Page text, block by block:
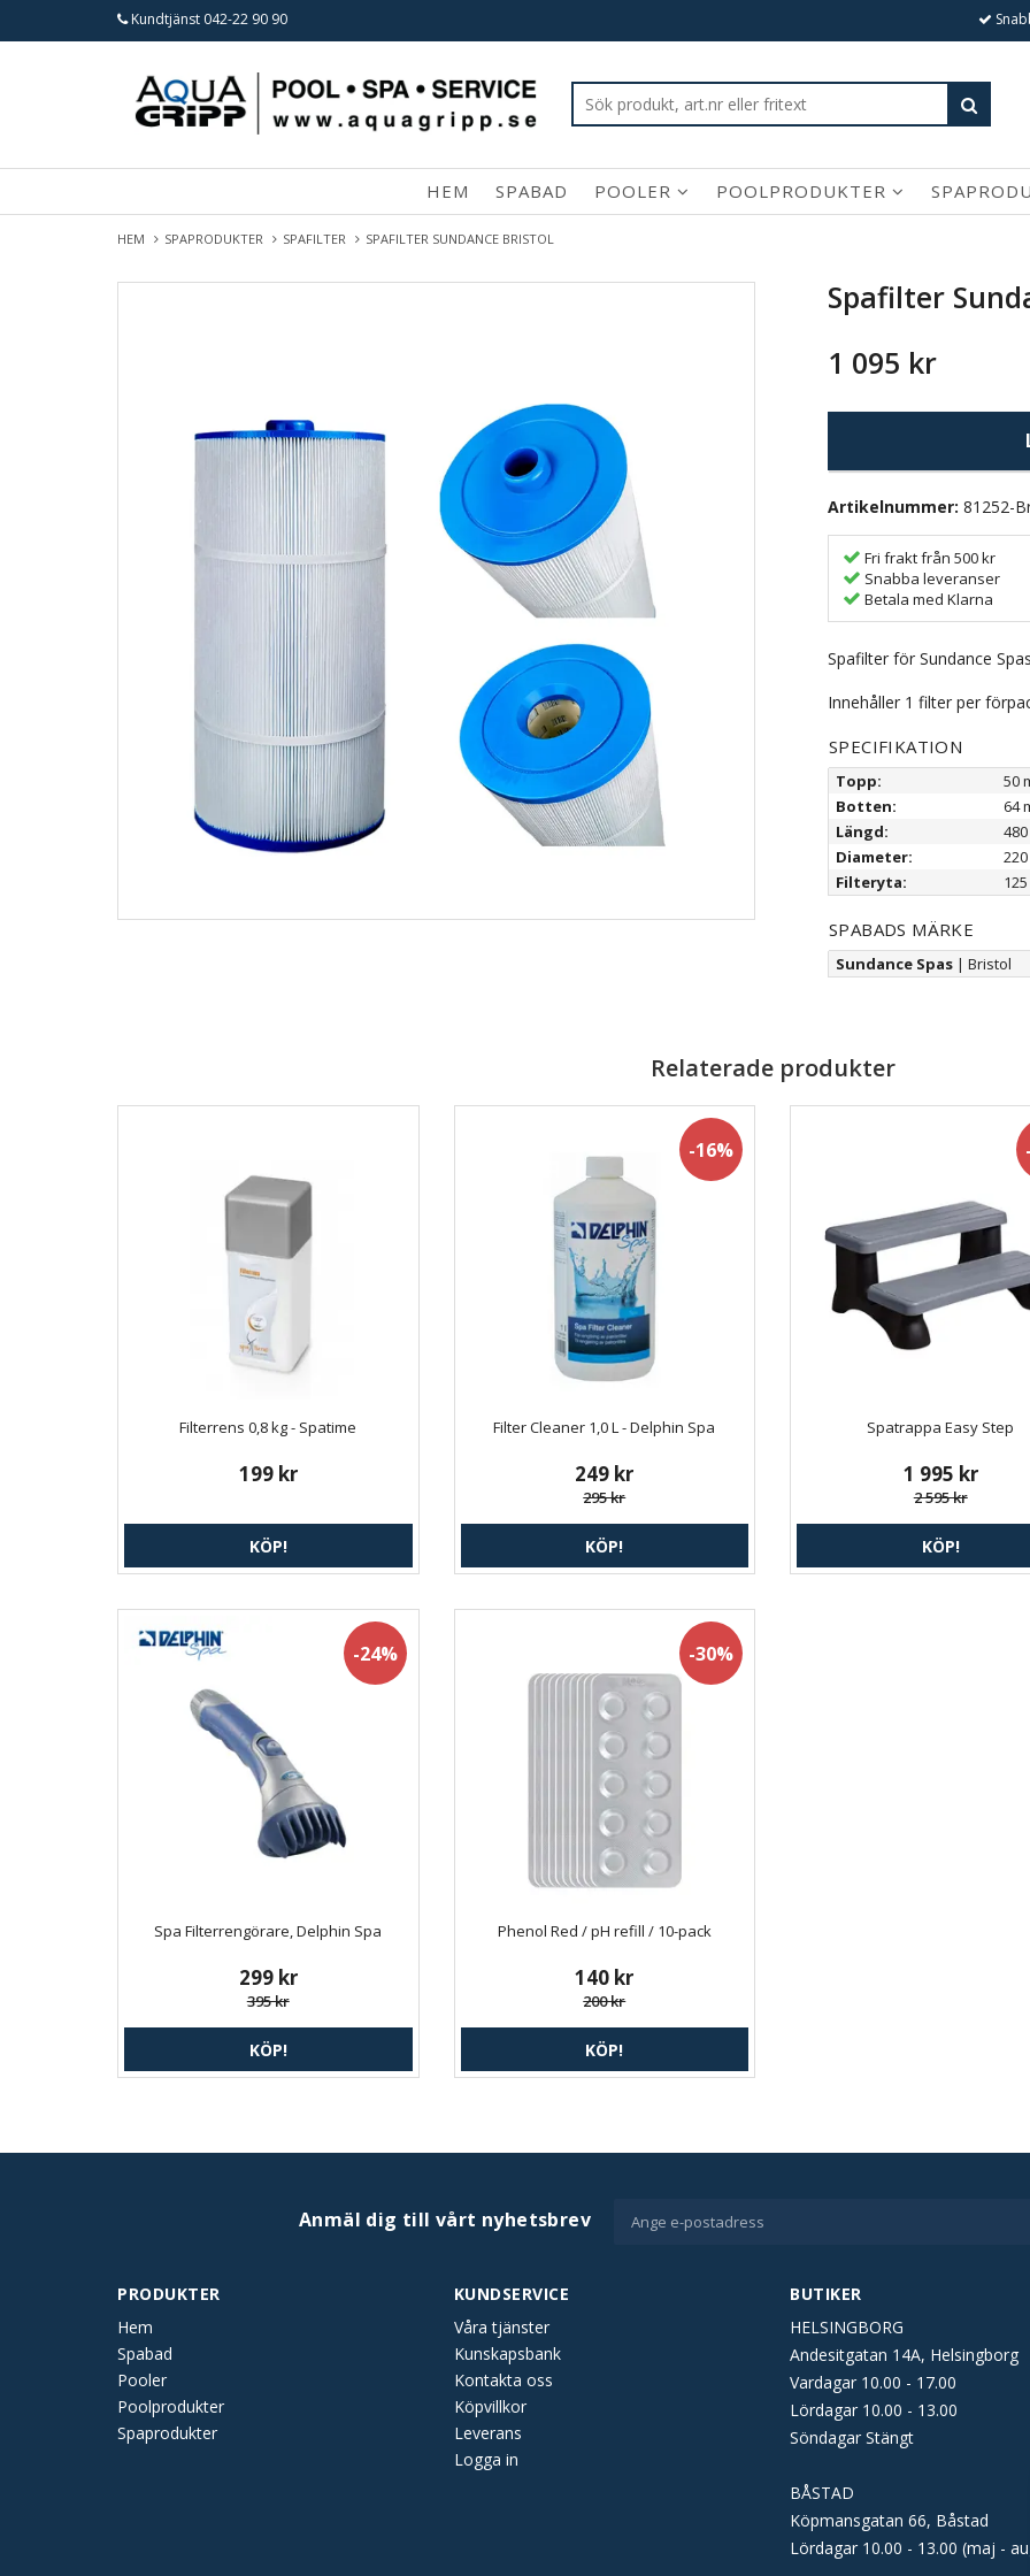
Kundtjänst 042-22 90 90
HEM SPABAD POOLER POOLPRODUKTER
HEM SPAPRODUKTER SPAFILTER SPAFILTER SUNDANCE BRISTOL
Spafilter
1 095 kr
Artikelnummer: 81252-
Fri frakt från 500 kr
Snabba leveranser
Betala med Klarna
Spafilter för Sundance
Innehåller 1 filter per
SPECIFIKATION
Topp:
50
Botten:
64
Längd:
Diameter:
Filteryta:
SPABADS MÄRKE
Sundance Spas | Bristol
Relaterade produkter
Filterrens 0,8 kg - Spatime
199 kr
KÖP!
-16%
Filter Cleaner 1,0 L - Delphin Spa
249 kr
295 kr
KÖP!
Spatrappa Easy Step
1 995 kr
2 595 kr
KÖP!
-24%
Spa Filterrengörare, Delphin Spa
299 kr
395 kr
KÖP!
-30%
Phenol Red / pH refill / 10-pack
140 kr
200 kr
KÖP!
PRODUKTER
Hem
Spabad
Pooler
Poolprodukter
Spaprodukter
Anmäl dig till vårt nyhetsbrev
KUNDSERVICE
Våra tjänster
Kunskapsbank
Kontakta oss
Köpvillkor
Leverans
Logga in
BUTIKER
HELSINGBORG
Andesitgatan 14A, Helsingborg
Vardagar 10.00 - 17.00
Lördagar 10.00 - 13.00
Söndagar Stängt
BÅSTAD
Köpmansgatan 66, Båstad
Lördagar 10.00 - 13.00 (maj -